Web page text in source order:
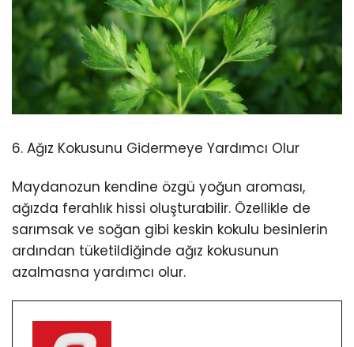
6. Ağız Kokusunu Gidermeye Yardımcı Olur
Maydanozun kendine özgü yoğun aroması,
ağızda ferahlık hissi oluşturabilir. Özellikle de
sarımsak ve soğan gibi keskin kokulu besinlerin
ardından tüketildiğinde ağız kokusunun
azalmasna yardımcı olur.